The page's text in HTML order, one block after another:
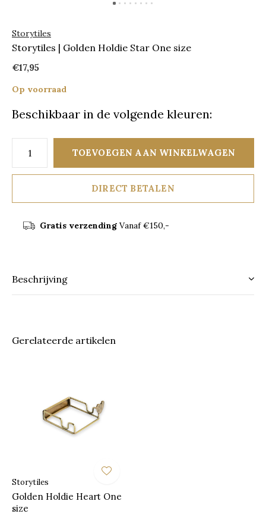
Storytiles
Storytiles | Golden Holdie Star One size
€17,95
Op voorraad
Beschikbaar in de volgende kleuren:
TOEVOEGEN AAN WINKELWAGEN
DIRECT BETALEN
Gratis verzendingVanaf €150,-
Beschrijving
Gerelateerde artikelen
Storytiles
Golden Holdie Heart One
size